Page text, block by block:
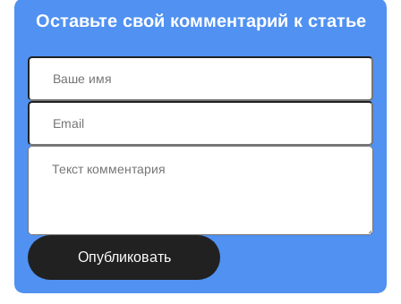
Оставьте свой комментарий к статье